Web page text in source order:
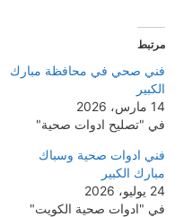
مرتبط
فني صحي في محافظة مبارك
الكبير
14 مارس، 2026
في "تصليح ادوات صحية"
فني ادوات صحية وسباك
مبارك الكبير
24 يوليو، 2026
في "ادوات صحية الكويت"